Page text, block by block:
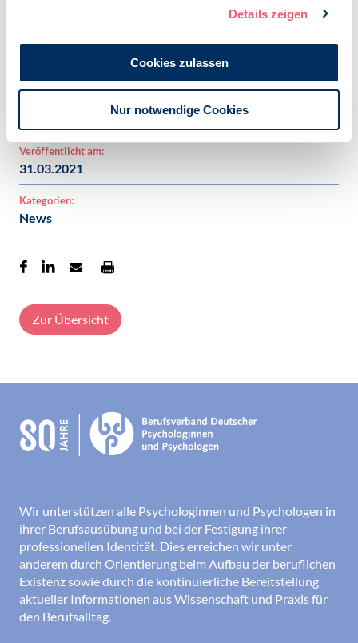
Details zeigen
Cookies zulassen
Nur notwendige Cookies
Prof. Dr. jur. Anja Kannegießer, Fachpsychologin für
Tel: 0251 4902842 / akannegiesser@rechtspsychologie-
Veröffentlicht am:
31.03.2021
Kategorien:
News
Zur Übersicht
Wir unterstützen alle Psychologinnen und Psychologen in
ihrer Berufsausübung und bei der Festigung ihrer
professionellen Identität. Dies erreichen wir unter
anderem durch Orientierung beim Aufbau der beruflichen
Existenz sowie durch die kontinuierliche Bereitstellung
aktueller Informationen aus Wissenschaft und Praxis für
den Berufsalltag.